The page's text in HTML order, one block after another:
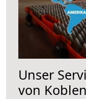
Unser
von